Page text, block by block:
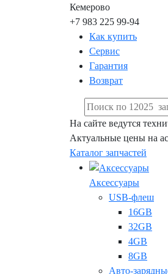
Кемерово
+7 983 225 99-94
Как купить
Сервис
Гарантия
Возврат
На сайте ведутся
Актуальные цены на
Каталог запчастей
Аксессуары
USB-флеш
16GB
32GB
4GB
8GB
Авто-